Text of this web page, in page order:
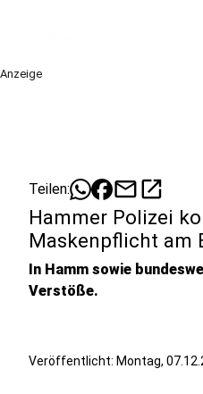
Anzeige
Teilen: mailopen_in_new
Hammer Polizei
Maskenpflicht am
In Hamm sowie
Verstöße.
Veröffentlicht: Montag,